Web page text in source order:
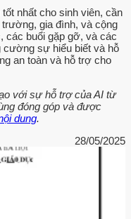
tốt nhất cho sinh viên, cần
gia đình, và cộng
các buổi gặp gỡ, và các
cường sự hiểu biết và hỗ
an toàn và hỗ trợ cho
với sự hỗ trợ của AI từ
đóng góp và được
dung.
28/05/2025